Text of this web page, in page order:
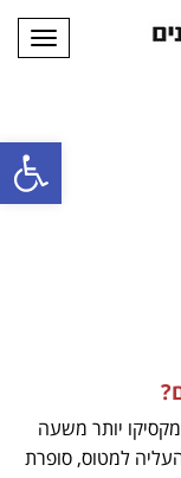
פתח
יותר משעה
למטוס, סופרת